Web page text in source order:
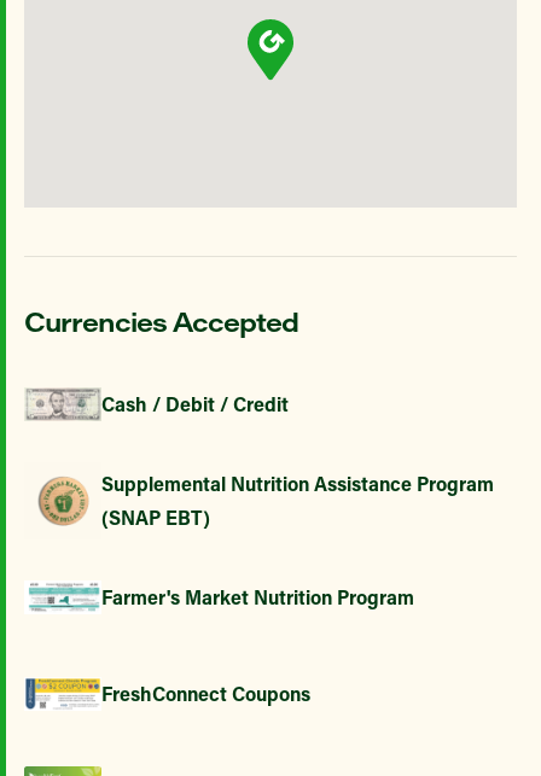
Currencies Accepted
Cash / Debit / Credit
Supplemental Nutrition Assistance Program
(SNAP EBT)
Farmer's Market Nutrition Program
FreshConnect Coupons